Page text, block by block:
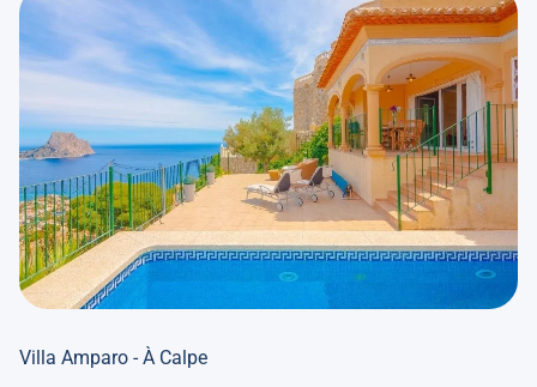
Villa Amparo - À Calpe